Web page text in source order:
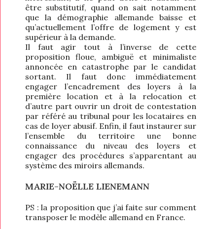
être substitutif, quand on sait notamment
que la démographie allemande baisse et
qu’actuellement l’offre de logement y est
supérieur à la demande.
Il faut agir tout à l’inverse de cette
proposition floue, ambiguë et minimaliste
annoncée en catastrophe par le candidat
sortant. Il faut donc immédiatement
engager l’encadrement des loyers à la
première location et à la relocation et
d’autre part ouvrir un droit de contestation
par référé au tribunal pour les locataires en
cas de loyer abusif. Enfin, il faut instaurer sur
l’ensemble du territoire une bonne
connaissance du niveau des loyers et
engager des procédures s’apparentant au
système des miroirs allemands.
MARIE-NOËLLE LIENEMANN
PS : la proposition que j’ai faite sur comment
transposer le modèle allemand en France.